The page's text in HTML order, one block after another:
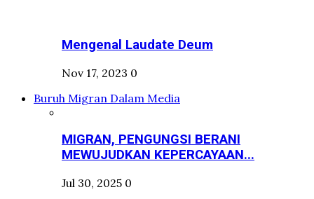
Mengenal Laudate Deum
Nov 17, 2023 0
Buruh Migran Dalam Media
MIGRAN, PENGUNGSI BERANI
MEWUJUDKAN KEPERCAYAAN...
Jul 30, 2025 0